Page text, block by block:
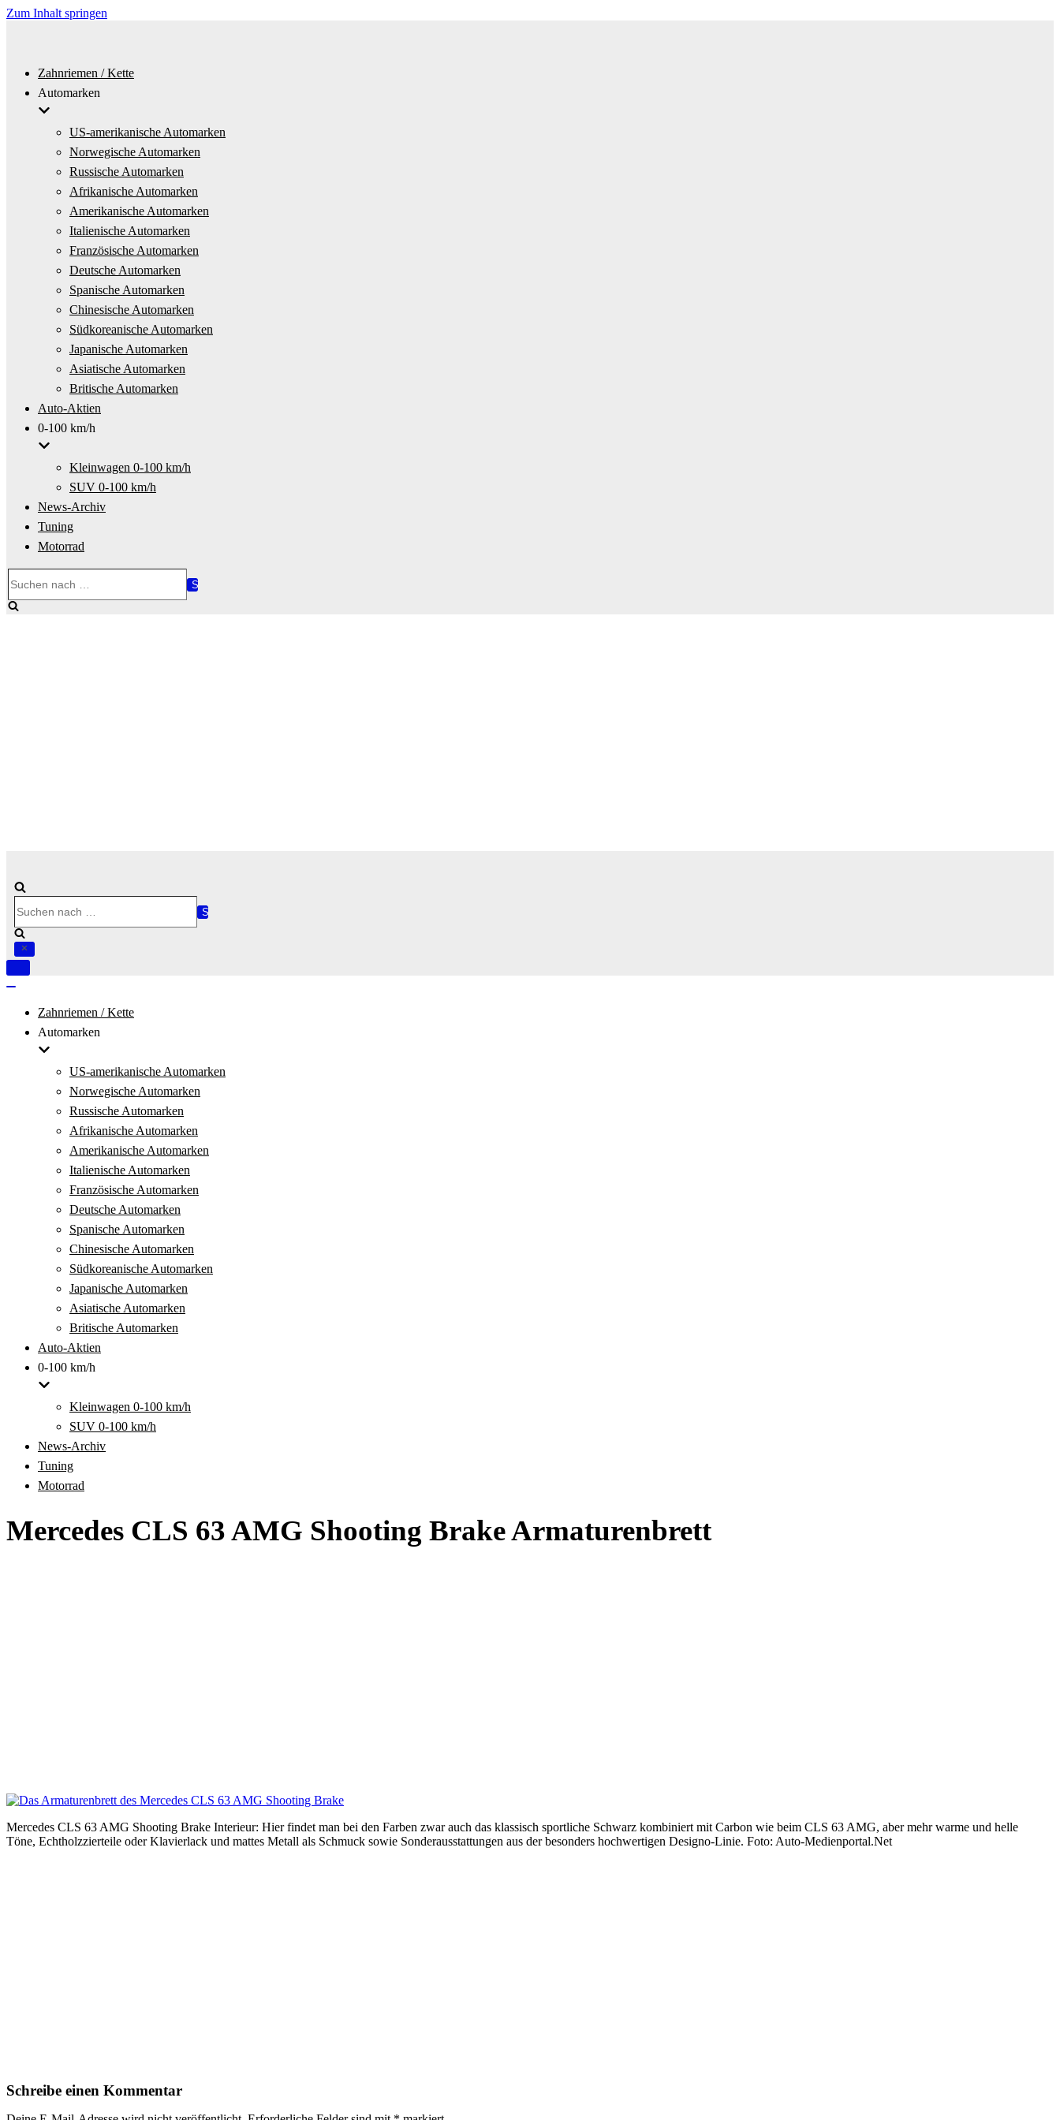
Zum Inhalt springen
Zahnriemen / Kette
Automarken
US-amerikanische Automarken
Norwegische Automarken
Russische Automarken
Afrikanische Automarken
Amerikanische Automarken
Italienische Automarken
Französische Automarken
Deutsche Automarken
Spanische Automarken
Chinesische Automarken
Südkoreanische Automarken
Japanische Automarken
Asiatische Automarken
Britische Automarken
Auto-Aktien
0-100 km/h
Kleinwagen 0-100 km/h
SUV 0-100 km/h
News-Archiv
Tuning
Motorrad
nach …
nach …
Navigation
Zahnriemen / Kette
Automarken
US-amerikanische Automarken
Norwegische Automarken
Russische Automarken
Afrikanische Automarken
Amerikanische Automarken
Italienische Automarken
Französische Automarken
Deutsche Automarken
Spanische Automarken
Chinesische Automarken
Südkoreanische Automarken
Japanische Automarken
Asiatische Automarken
Britische Automarken
Auto-Aktien
0-100 km/h
Kleinwagen 0-100 km/h
SUV 0-100 km/h
News-Archiv
Tuning
Motorrad
Mercedes CLS 63 AMG Shooting Brake Armaturenbrett
Mercedes CLS 63 AMG Shooting Brake Interieur: Hier findet man bei den Farben zwar auch das klassisch sportliche Schwarz kombiniert mit Carbon wie beim CLS 63 AMG, aber mehr warme und helle
Töne, Echtholzzierteile oder Klavierlack und mattes Metall als Schmuck sowie Sonderausstattungen aus der besonders hochwertigen Designo-Linie. Foto: Auto-Medienportal.Net
Schreibe einen Kommentar